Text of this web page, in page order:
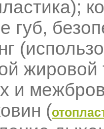
губ,
жировой
и
(